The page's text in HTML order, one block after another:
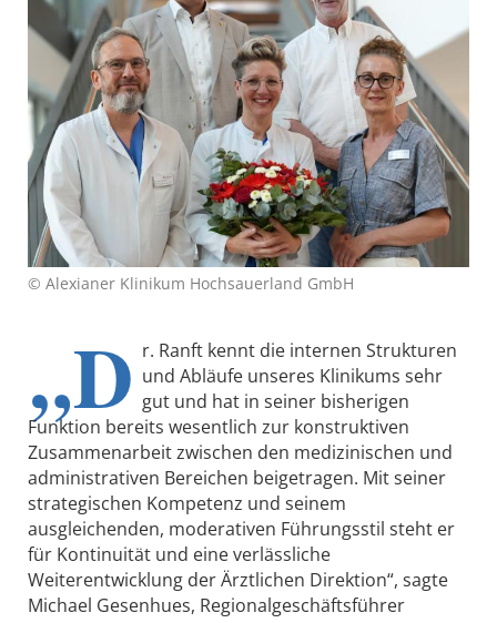
© Alexianer Klinikum Hochsauerland GmbH
„D r. Ranft kennt die internen Strukturen
und Abläufe unseres Klinikums sehr
gut und hat in seiner bisherigen
Funktion bereits wesentlich zur konstruktiven
Zusammenarbeit zwischen den medizinischen und
administrativen Bereichen beigetragen. Mit seiner
strategischen Kompetenz und seinem
ausgleichenden, moderativen Führungsstil steht er
für Kontinuität und eine verlässliche
Weiterentwicklung der Ärztlichen Direktion“, sagte
Michael Gesenhues, Regionalgeschäftsführer